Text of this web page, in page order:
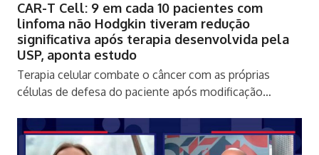
CAR-T Cell: 9 em cada 10 pacientes com
linfoma não Hodgkin tiveram redução
significativa após terapia desenvolvida pela
USP, aponta estudo
Terapia celular combate o câncer com as próprias
células de defesa do paciente após modificação…